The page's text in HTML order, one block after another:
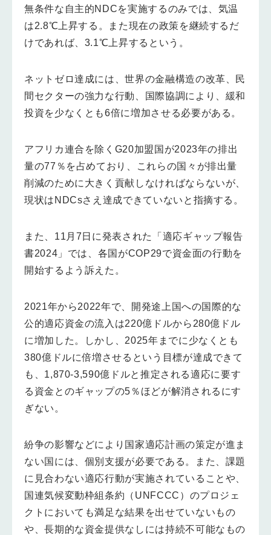
無条件な自主的NDCを実施するのみでは、気温
は2.8℃上昇する。また現在の政策を継続するだ
けであれば、3.1℃上昇するという。
ネットゼロ達成には、世界の金融構造の改革、民
間セクターの強力な行動、国際協調により、緩和
投資を少なくとも6倍に増加させる必要がある。
アフリカ連合を除くG20加盟国が2023年の排出
量の77％を占めており、これらの国々が排出量
削減のために大きく貢献しなければならないが、
現状はNDCsさえ達成できていないと指摘する。
また、11月7日に発表された「適応ギャップ報告
書2024」では、各国がCOP29で資金面の行動を
開始するよう訴えた。
2021年から2022年で、開発途上国への国際的な
公的適応資金の流入は220億ドルから280億ドル
に増加した。しかし、2025年までに少なくとも
380億ドルに倍増させるという目標が達成できて
も、1,870-3,590億ドルと推定される適応に要す
る資金とのギャップの5％ほどが解消されるにす
ぎない。
紛争の影響などにより国家適応計画の策定が進ま
ない国には、個別支援が必要である。また、課題
に見合わない適応行動が実施されていることや、
国連気候変動枠組条約（UNFCCC）のプロジェ
クトにおいても満足な結果を出せていないもの
や、長期的な資金提供なしには持続不可能なもの